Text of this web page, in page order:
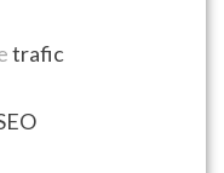
trafic